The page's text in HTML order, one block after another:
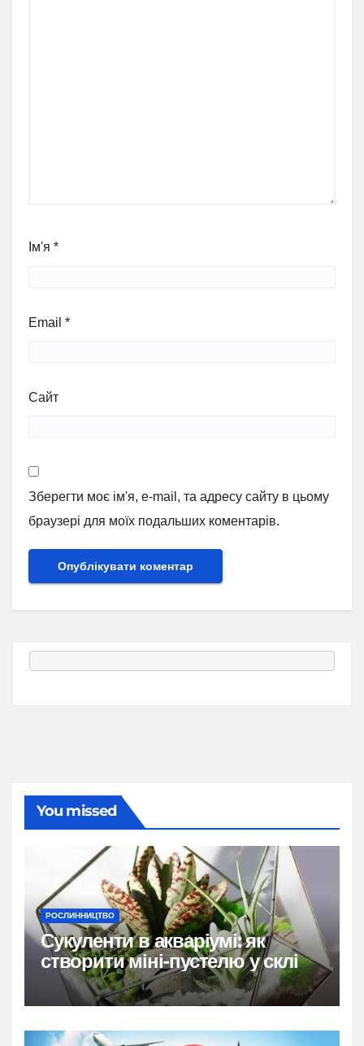
Ім'я *
Email *
Сайт
Зберегти моє ім'я, e-mail, та адресу сайту в цьому
браузері для моїх подальших коментарів.
You missed
РОСЛИННИЦТВО
Сукуленти в акваріумі: як
створити міні-пустелю у склі